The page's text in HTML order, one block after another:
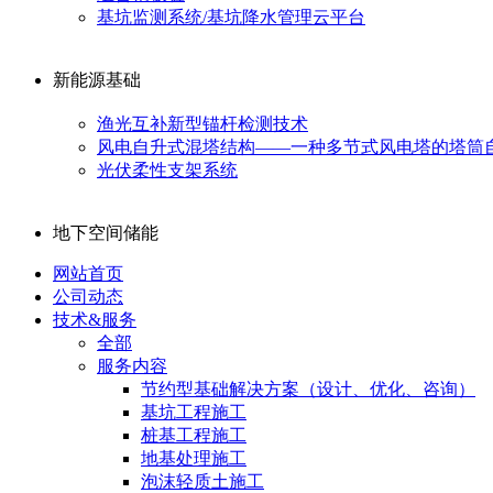
基坑监测系统/基坑降水管理云平台
新能源基础
渔光互补新型锚杆检测技术
风电自升式混塔结构——一种多节式风电塔的塔筒
光伏柔性支架系统
地下空间储能
网站首页
公司动态
技术&服务
全部
服务内容
节约型基础解决方案（设计、优化、咨询）
基坑工程施工
桩基工程施工
地基处理施工
泡沫轻质土施工